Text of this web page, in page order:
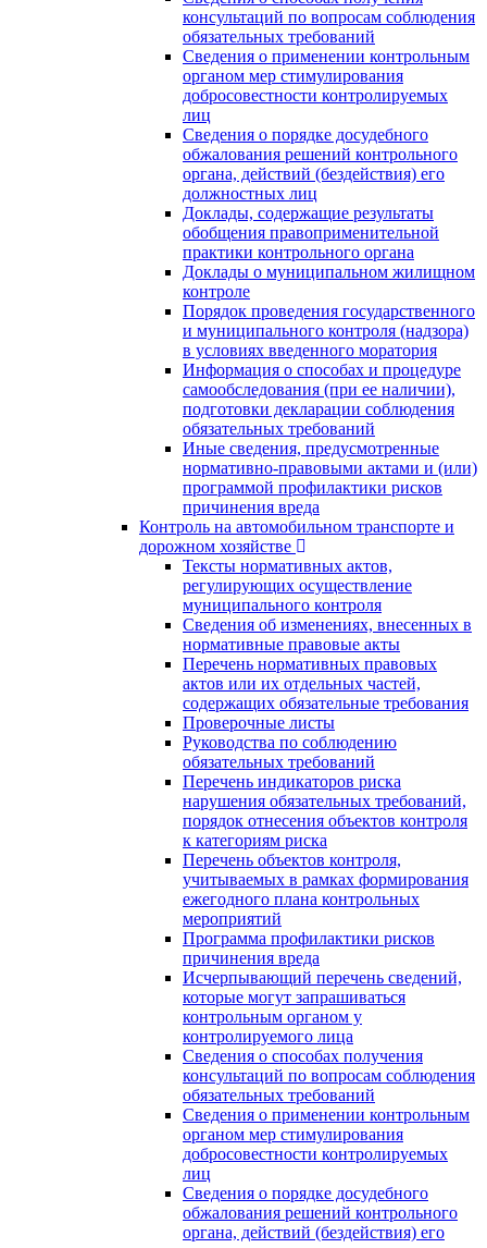
консультаций по вопросам соблюдения
обязательных требований
Сведения о применении контрольным
органом мер стимулирования
добросовестности контролируемых
лиц
Сведения о порядке досудебного
обжалования решений контрольного
органа, действий (бездействия) его
должностных лиц
Доклады, содержащие результаты
обобщения правоприменительной
практики контрольного органа
Доклады о муниципальном жилищном
контроле
Порядок проведения государственного
и муниципального контроля (надзора)
в условиях введенного моратория
Информация о способах и процедуре
самообследования (при ее наличии),
подготовки декларации соблюдения
обязательных требований
Иные сведения, предусмотренные
нормативно-правовыми актами и (или)
программой профилактики рисков
причинения вреда
Контроль на автомобильном транспорте и
дорожном хозяйстве
Тексты нормативных актов,
регулирующих осуществление
муниципального контроля
Сведения об изменениях, внесенных в
нормативные правовые акты
Перечень нормативных правовых
актов или их отдельных частей,
содержащих обязательные требования
Проверочные листы
Руководства по соблюдению
обязательных требований
Перечень индикаторов риска
нарушения обязательных требований,
порядок отнесения объектов контроля
к категориям риска
Перечень объектов контроля,
учитываемых в рамках формирования
ежегодного плана контрольных
мероприятий
Программа профилактики рисков
причинения вреда
Исчерпывающий перечень сведений,
которые могут запрашиваться
контрольным органом у
контролируемого лица
Сведения о способах получения
консультаций по вопросам соблюдения
обязательных требований
Сведения о применении контрольным
органом мер стимулирования
добросовестности контролируемых
лиц
Сведения о порядке досудебного
обжалования решений контрольного
органа, действий (бездействия) его